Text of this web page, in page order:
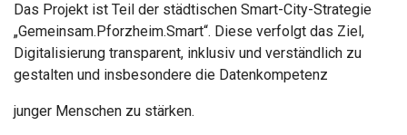
Das Projekt ist Teil der städtischen Smart-City-Strategie
„Gemeinsam.Pforzheim.Smart“. Diese verfolgt das Ziel,
Digitalisierung transparent, inklusiv und verständlich zu
gestalten und insbesondere die Datenkompetenz
junger Menschen zu stärken.